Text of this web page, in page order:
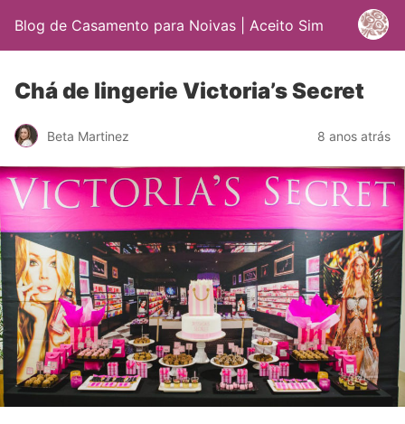
Blog de Casamento para Noivas | Aceito Sim
Chá de lingerie Victoria’s Secret
Beta Martinez 8 anos atrás